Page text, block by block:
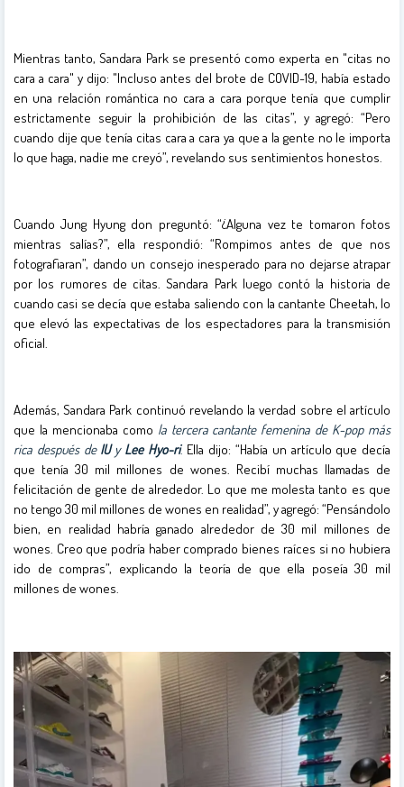
Mientras tanto, Sandara Park se presentó como experta en "citas no
cara a cara" y dijo: "Incluso antes del brote de COVID-19, había estado
en una relación romántica no cara a cara porque tenía que cumplir
estrictamente seguir la prohibición de las citas”, y agregó: “Pero
cuando dije que tenía citas cara a cara ya que a la gente no le importa
lo que haga, nadie me creyó”, revelando sus sentimientos honestos.
Cuando Jung Hyung don preguntó: “¿Alguna vez te tomaron fotos
mientras salías?”, ella respondió: “Rompimos antes de que nos
fotografiaran”, dando un consejo inesperado para no dejarse atrapar
por los rumores de citas. Sandara Park luego contó la historia de
cuando casi se decía que estaba saliendo con la cantante Cheetah, lo
que elevó las expectativas de los espectadores para la transmisión
oficial.
Además, Sandara Park continuó revelando la verdad sobre el artículo
que la mencionaba como la tercera cantante femenina de K-pop más
rica después de IU y Lee Hyo-ri. Ella dijo: “Había un artículo que decía
que tenía 30 mil millones de wones. Recibí muchas llamadas de
felicitación de gente de alrededor. Lo que me molesta tanto es que
no tengo 30 mil millones de wones en realidad”, y agregó: “Pensándolo
bien, en realidad habría ganado alrededor de 30 mil millones de
wones. Creo que podría haber comprado bienes raíces si no hubiera
ido de compras”, explicando la teoría de que ella poseía 30 mil
millones de wones.